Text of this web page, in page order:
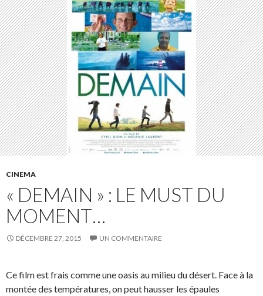
CINEMA
« DEMAIN » : LE MUST DU
MOMENT…
DÉCEMBRE 27, 2015 UN COMMENTAIRE
Ce film est frais comme une oasis au milieu du désert. Face à la
montée des températures, on peut hausser les épaules